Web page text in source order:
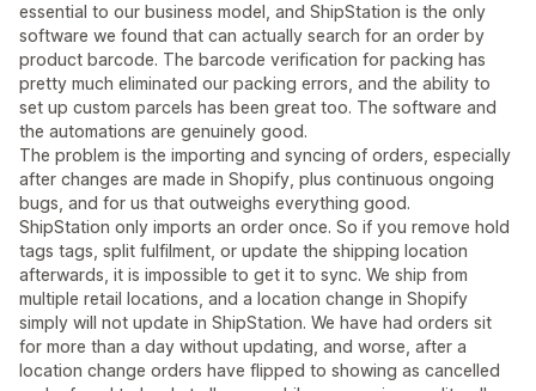
essential to our business model, and ShipStation is the only
software we found that can actually search for an order by
product barcode. The barcode verification for packing has
pretty much eliminated our packing errors, and the ability to
set up custom parcels has been great too. The software and
the automations are genuinely good.
The problem is the importing and syncing of orders, especially
after changes are made in Shopify, plus continuous ongoing
bugs, and for us that outweighs everything good.
ShipStation only imports an order once. So if you remove hold
tags tags, split fulfilment, or update the shipping location
afterwards, it is impossible to get it to sync. We ship from
multiple retail locations, and a location change in Shopify
simply will not update in ShipStation. We have had orders sit
for more than a day without updating, and worse, after a
location change orders have flipped to showing as cancelled